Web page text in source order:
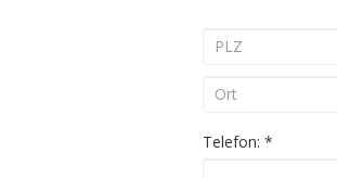
Telefon: *